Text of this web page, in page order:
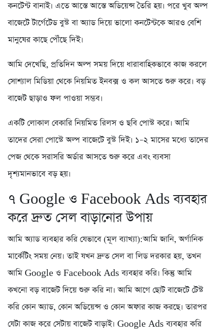
কনটেন্ট বানাই। এতে আস্তে আস্তে অডিয়েন্স তৈরি হয়। পরে খুব অল্প
বাজেটে টার্গেটেড বুস্ট বা অ্যাড দিয়ে ভালো কনটেন্টকে আরও বেশি
মানুষের কাছে পৌঁছে দিই।
আমি দেখেছি, প্রতিদিন অল্প সময় দিয়ে ধারাবাহিকভাবে কাজ করলে
সোশ্যাল মিডিয়া থেকে নিয়মিত ইনবক্স ও কল আসতে শুরু করে। বড়
বাজেট ছাড়াও ফল পাওয়া সম্ভব।
একটি লোকাল বেকারি নিয়মিত রিলস ও ছবি পোস্ট করে। আমি
তাদের সেরা পোস্টে অল্প বাজেটে বুস্ট দিই। ১–২ মাসের মধ্যে তাদের
পেজ থেকে সরাসরি অর্ডার আসতে শুরু করে এবং ব্যবসা
দৃশ্যমানভাবে বড় হয়।
৭️ Google ও Facebook Ads ব্যবহার
করে দ্রুত সেল বাড়ানোর উপায়
আমি অ্যাড ব্যবহার করি যেভাবে (মূল ব্যাখ্যা):আমি জানি, অর্গানিক
মার্কেটিং সময় নেয়। তাই যখন দ্রুত সেল বা লিড দরকার হয়, তখন
আমি Google ও Facebook Ads ব্যবহার করি। কিন্তু আমি
কখনো বড় বাজেট দিয়ে শুরু করি না। আমি আগে ছোট বাজেটে টেস্ট
করি কোন অ্যাড, কোন অডিয়েন্স ও কোন অফার কাজ করছে। তারপর
যেটা কাজ করে সেটায় বাজেট বাড়াই। Google Ads ব্যবহার করি